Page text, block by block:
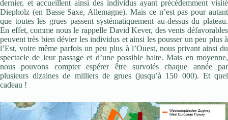
dernier, et accueillent ainsi des individus ayant précédemment visité
Diepholz (en Basse Saxe, Allemagne). Mais ce n’est pas pour autant
que toutes les grues passent systématiquement au-dessus du plateau.
En effet, comme nous le rappelle David Kever, des vents défavorables
peuvent très bien dévier les individus et ainsi les pousser un peu plus à
l’Est, voire même parfois un peu plus à l’Ouest, nous privant ainsi du
spectacle de leur passage et d’une possible halte. Mais en moyenne,
nous pouvons compter espérer être survolés chaque année par
plusieurs dizaines de milliers de grues (jusqu’à 150 000). Et quel
cadeau !